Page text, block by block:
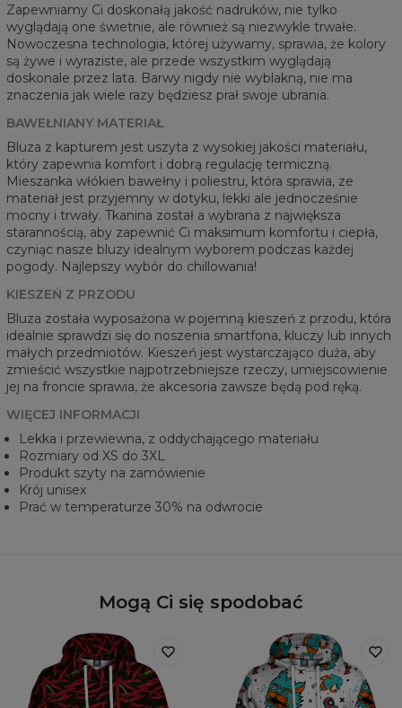
Zapewniamy Ci doskonałą jakość nadruków, nie tylko
wyglądają one świetnie, ale również są niezwykle trwałe.
Nowoczesna technologia, której używamy, sprawia, że kolory
są żywe i wyraziste, ale przede wszystkim wyglądają
doskonale przez lata. Barwy nigdy nie wyblakną, nie ma
znaczenia jak wiele razy będziesz prał swoje ubrania.
BAWEŁNIANY MATERIAŁ
Bluza z kapturem jest uszyta z wysokiej jakości materiału,
który zapewnia komfort i dobrą regulację termiczną.
Mieszanka włókien bawełny i poliestru, która sprawia, ze
materiał jest przyjemny w dotyku, lekki ale jednocześnie
mocny i trwały. Tkanina został a wybrana z największa
starannością, aby zapewnić Ci maksimum komfortu i ciepła,
czyniąc nasze bluzy idealnym wyborem podczas każdej
pogody. Najlepszy wybór do chillowania!
KIESZEŃ Z PRZODU
Bluza została wyposażona w pojemną kieszeń z przodu, która
idealnie sprawdzi się do noszenia smartfona, kluczy lub innych
małych przedmiotów. Kieszeń jest wystarczająco duża, aby
zmieścić wszystkie najpotrzebniejsze rzeczy, umiejscowienie
jej na froncie sprawia, że akcesoria zawsze będą pod ręką.
WIĘCEJ INFORMACJI
Lekka i przewiewna, z oddychającego materiału
Rozmiary od XS do 3XL
Produkt szyty na zamówienie
Krój unisex
Prać w temperaturze 30% na odwrocie
Mogą Ci się spodobać